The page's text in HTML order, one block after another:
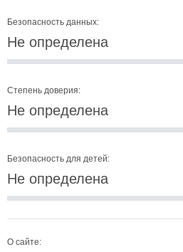
Безопасность данных:
Не определена
Степень доверия:
Не определена
Безопасность для детей:
Не определена
О сайте: